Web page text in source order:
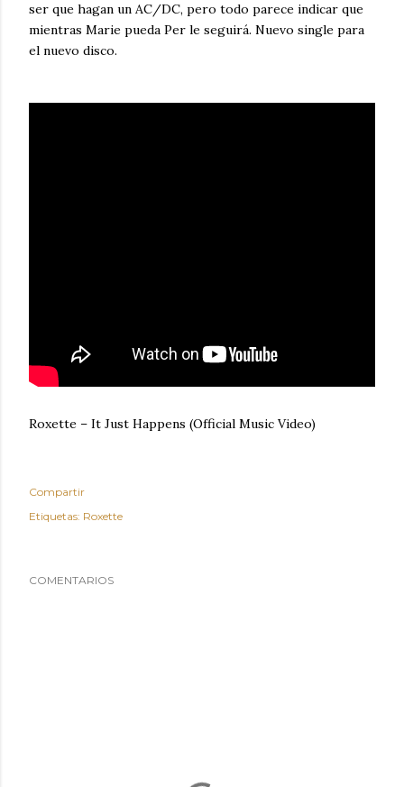
ser que hagan un AC/DC, pero todo parece indicar que
mientras Marie pueda Per le seguirá. Nuevo single para
el nuevo disco.
Roxette – It Just Happens (Official Music Video)
Compartir
Etiquetas: Roxette
COMENTARIOS